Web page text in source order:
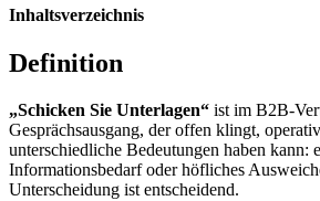
Inhaltsverzeichnis
Definition
„Schicken Sie Unterlagen“ ist im B2B-
Gesprächsausgang, der offen klingt,
unterschiedliche Bedeutungen haben kann:
Informationsbedarf oder höfliches
Unterscheidung ist entscheidend.